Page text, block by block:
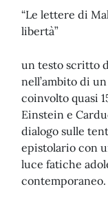
“Le lettere di
libertà”
un testo scritto
nell’ambito di
coinvolto quasi
Einstein e
dialogo sulle
epistolario con
luce fatiche
contemporaneo.